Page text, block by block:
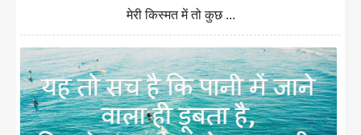
मेरी किस्मत में तो कुछ ...